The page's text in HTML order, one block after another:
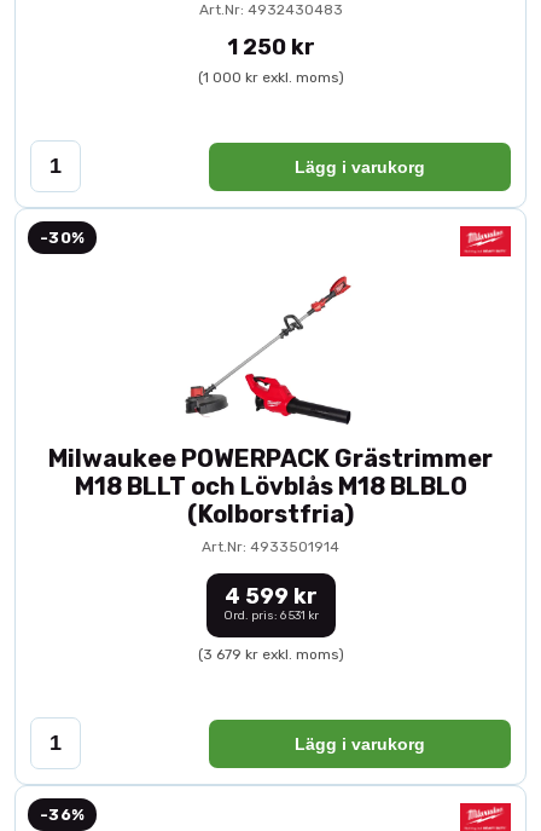
Art.Nr: 4932430483
1 250 kr
(1 000 kr exkl. moms)
Lägg i varukorg
-30%
Milwaukee POWERPACK Grästrimmer
M18 BLLT och Lövblås M18 BLBLO
(Kolborstfria)
Art.Nr: 4933501914
4 599 kr
Ord. pris: 6 531 kr
(3 679 kr exkl. moms)
Lägg i varukorg
-36%